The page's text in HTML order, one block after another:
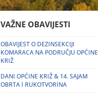
VAŽNE OBAVIJESTI
OBAVIJEST O DEZINSEKCIJI
KOMARACA NA PODRUČJU OPĆINE
KRIŽ
DANI OPĆINE KRIŽ & 14. SAJAM
OBRTA I RUKOTVORINA